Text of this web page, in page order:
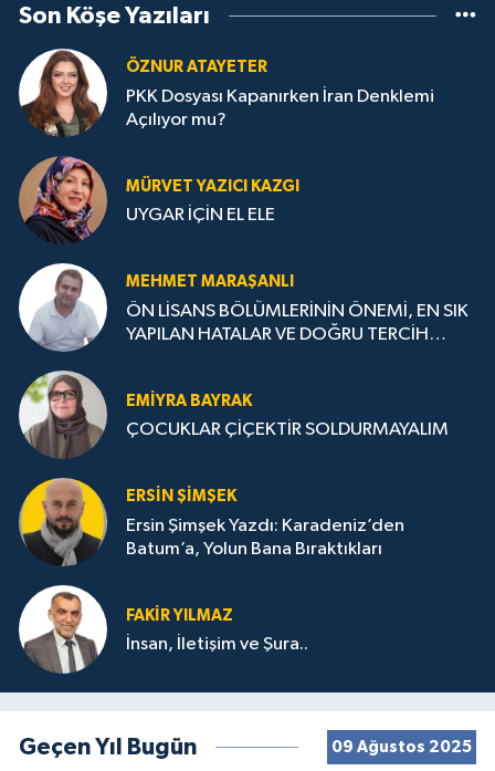
Son Köşe Yazıları
ÖZNUR ATAYETER
PKK Dosyası Kapanırken İran Denklemi
Açılıyor mu?
MÜRVET YAZICI KAZGI
UYGAR İÇİN EL ELE
MEHMET MARAŞANLI
ÖN LİSANS BÖLÜMLERİNİN ÖNEMİ, EN SIK
YAPILAN HATALAR VE DOĞRU TERCİH
EMIYRA BAYRAK
ÇOCUKLAR ÇİÇEKTİR SOLDURMAYALIM
ERSIN ŞIMŞEK
Ersin Şimşek Yazdı: Karadeniz’den
Batum’a, Yolun Bana Bıraktıkları
FAKIR YILMAZ
İnsan, İletişim ve Şura..
Geçen Yıl Bugün 09 Ağustos 2025